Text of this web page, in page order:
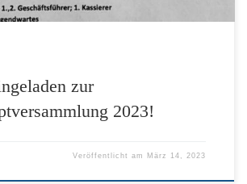
zur
2023!
Veröffentlicht am März 14, 2023